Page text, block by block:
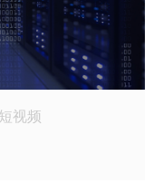
短视频